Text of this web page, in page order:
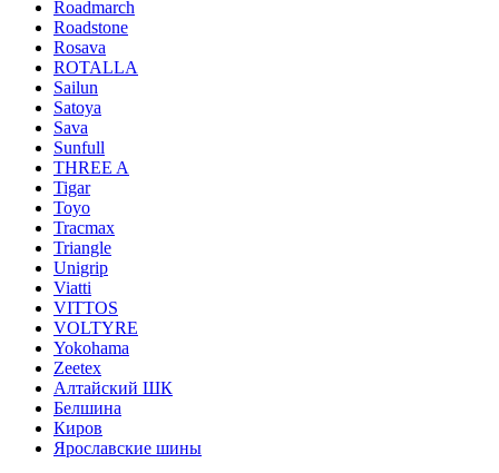
Roadmarch
Roadstone
Rosava
ROTALLA
Sailun
Satoya
Sava
Sunfull
THREE A
Tigar
Toyo
Tracmax
Triangle
Unigrip
Viatti
VITTOS
VOLTYRE
Yokohama
Zeetex
Алтайский ШК
Белшина
Киров
Ярославские шины